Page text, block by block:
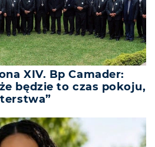
XIV. Bp Camader:
będzie to czas pokoju,